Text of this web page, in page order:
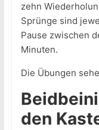
zehn
Sprünge sind
Pause zwischen
Minuten.
Die Übungen
den